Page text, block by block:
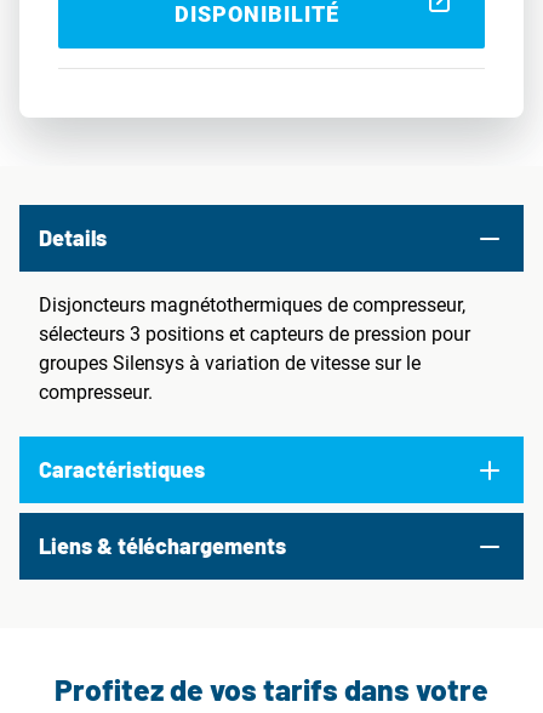
DISPONIBILITÉ
Details
Disjoncteurs magnétothermiques de compresseur,
sélecteurs 3 positions et capteurs de pression pour
groupes Silensys à variation de vitesse sur le
compresseur.
Caractéristiques
Liens & téléchargements
Profitez de vos tarifs dans votre